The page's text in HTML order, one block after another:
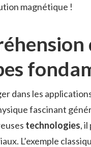
magnétique !
dans les
fascinant
technologies,
L’exemple